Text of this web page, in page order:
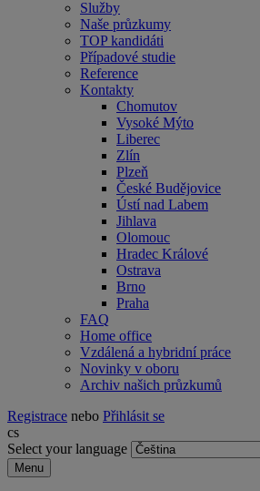
Služby
Naše průzkumy
TOP kandidáti
Případové studie
Reference
Kontakty
Chomutov
Vysoké Mýto
Liberec
Zlín
Plzeň
České Budějovice
Ústí nad Labem
Jihlava
Olomouc
Hradec Králové
Ostrava
Brno
Praha
FAQ
Home office
Vzdálená a hybridní práce
Novinky v oboru
Archiv našich průzkumů
Registrace nebo Přihlásit se
cs
Select your language
Menu